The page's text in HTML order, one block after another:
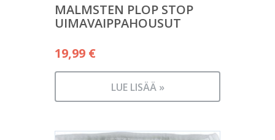
MALMSTEN PLOP STOP
UIMAVAIPPAHOUSUT
19,99 €
LUE LISÄÄ »